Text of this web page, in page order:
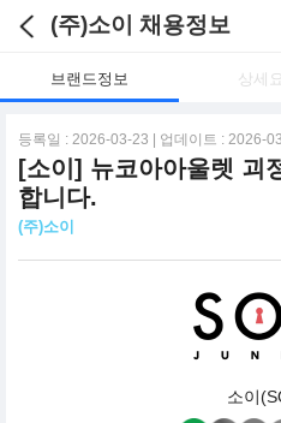
(주)소이 채용정보
브랜드정보 상세
등록일 : 2026-03-23 | 업데이트 : 2026-
[소이] 뉴코아아울렛 괴
합니다.
(주)소이
소이